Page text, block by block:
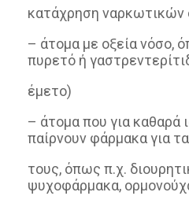
κατάχρηση ναρκωτικών
– άτομα με οξεία νόσο,
πυρετό ή
έμετο)
– άτομα που για καθαρά
παίρνουν φάρμακα για
τους, όπως π.χ.
ψυχοφάρμακα,